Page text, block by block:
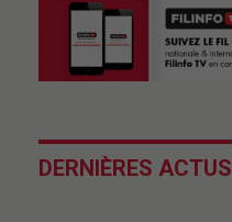
DERNIÈRES ACTUS